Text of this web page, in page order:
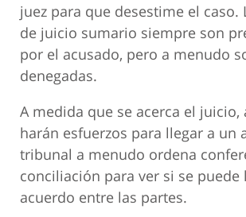
juez para que desestime el caso.
de juicio sumario siempre son
por el acusado, pero a menudo
denegadas.
A medida que se acerca el juicio,
harán esfuerzos para llegar a un
tribunal a menudo ordena
conciliación para ver si se puede
acuerdo entre las partes.